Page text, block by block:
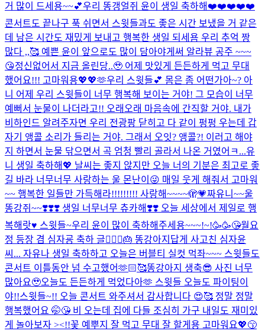
거 많이 드세용~~💕우리 똥갱얼쥐 윤이 생일 축하해❤️❤️❤️❤️❤️
콘서트도 끝나구 푹 쉬면서 스윗들과도 좋은 시간 보냈을 거 같은
데 남은 시간도 재밌게 보내고 행복한 생일 되세욤 우리 추억 짱
많다 ,,🥰 예쁜 윤이 앞으로도 많이 담아야게써 알라뷰 공주 ~~~
😘정신없어서 지금 올린당..🥹 어제 맛있게 든든하게 먹고 무대
했어요!!! 고마워용💖💖🫶우리 스윗들💕 몸은 좀 어떤가아~? 아
니 어제 우리 스윗들이 너무 행복해 보이는 거야! 그 모습이 너무
예뻐서 눈물이 나더라고!! 오래오래 마음속에 간직할 거야. 내가
비하인드 알려주자면 우리 전광팡 닫히고 다 같이 펑펑 우는데 갑
자기 앵콜 소리가 들리는 거야. 그래서 오잇? 앵콜?! 이러고 해야
지 하면서 눈물 닦으면서 곡 엄청 빨리 골라서 나온 거였어ㅋ...유
니 생일 축하해💖 날씨는 좋지 않지만 오늘 너의 기분은 최고로 좋
길 바라 너무너무 사랑하는 울 몬난이😜 매일 웃게 해줘서 고마워
~~ 행복한 일들만 가득해라!!!!!!!!! 사랑해~~~~🫣💗짜유니~~울
똥강쥐~~❣️❣️❣️ 생일 너무너무 츄카해❣️❣️ 오늘 세상에서 제일로 행
복해랏♥️ 스윗들~우리 윤이 많이 축하해주세용~~~!~!🥳🥳😘월요
정 등장 겸 심자굥 축하 글🧚🏻‍♀️🎂 똥강아지답게 사고친 심자윤
씨... 자유나 생일 축하하고 오늘은 버블티 실컷 먹좌~~~ 스윗들도
콘서트 이틀동안 넘 수고했어🫶🏻🥰똥강아지 생축😎 사진 너무
많아요🥹오늘도 든든하게 먹었다아🫶 스윗들 오늘도 파이팅이
야!!스윗들~!! 오늘 콘서트 와주셔서 감사합니다 😍🥰 정말 정말
행복했어요 🤭😘 비 오는데 집에 다들 조심히 가구 내일도 재미있
게 놀아보자 ><!!꽃 예뿌지 잘 먹고 무대 잘 할게용 고마워요💖😙